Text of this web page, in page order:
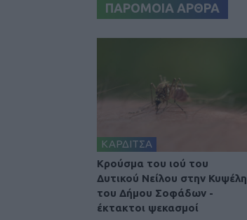
ΠΑΡΟΜΟΙΑ ΑΡΘΡΑ
ΚΑΡΔΙΤΣΑ
Κρούσμα του ιού του
Δυτικού Νείλου στην Κυψέλη
του Δήμου Σοφάδων -
έκτακτοι ψεκασμοί